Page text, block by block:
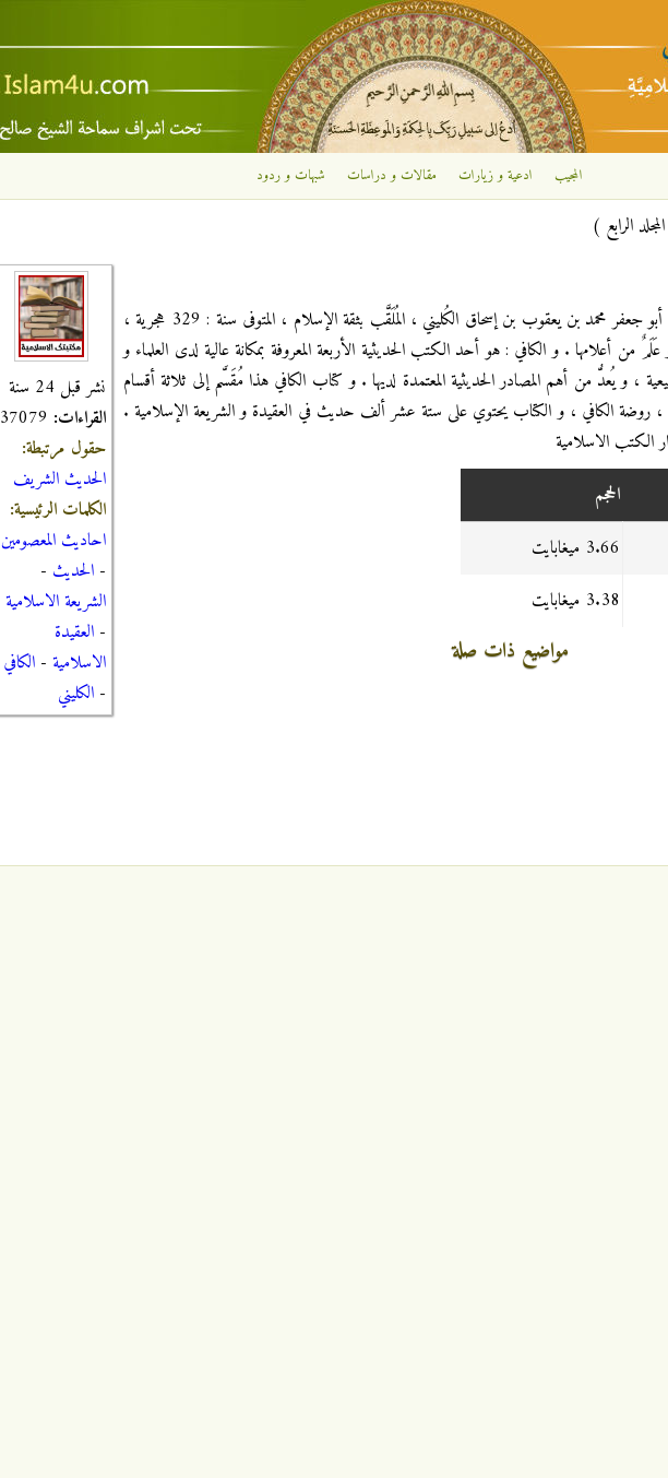
تجاوز إلى المحتوى الرئيسي
المجيب ادعية و زيارات مقالات و دراسات شبهات و ردود
الرابع )
نشر قبل 24 سنة
القراءات:
حقول مرتبطة:
الحديث الشريف
الكلمات الرئيسية:
احاديث المعصومين
- الحديث -
الشريعة الاسلامية
- العقيدة
الاسلامية - الكافي
- الكليني
الكافي : موسوعة حديثة قيمة ألَّفها الشيخ أبو جعفر محمد بن يعقوب بن إسحاق الكُليني ، المُلَقَّب بثقة الإسلام ، المتوفى سنة : 329 هجرية ،
عَلَمٌ من أعلامها . و الكافي : هو أحد الكتب الحديثية الأربعة المعروفة بمكانة عالية لدى العلماء و
، و يُعدُّ من أهم المصادر الحديثية المعتمدة لديها . و كتاب الكافي هذا مُقَسَّم إلى ثلاثة أقسام
روضة الكافي ، و الكتاب يحتوي على ستة عشر ألف حديث في العقيدة و الشريعة الإسلامية .
الكتب الاسلامية
الحجم
3.66 ميغابايت
3.38 ميغابايت
مواضيع ذات صلة